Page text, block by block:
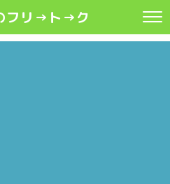
フリ→ト→ク